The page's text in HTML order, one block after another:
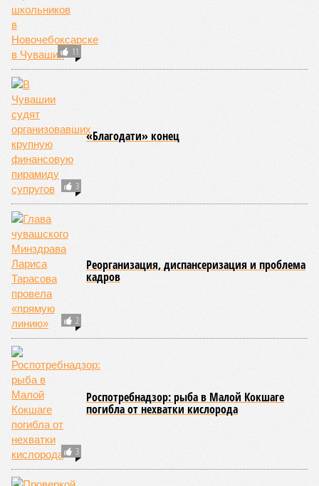
11
3
«Благодати» конец
2
Реорганизация, диспансеризация и проблема
кадров
3
Роспотребнадзор: рыба в Малой Кокшаге
погибла от нехватки кислорода